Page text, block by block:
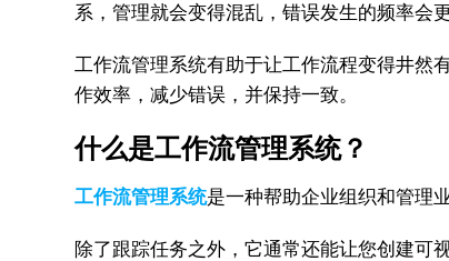
系，管理就会变得混乱，错误发生的频率会
工作流管理系统有助于让工作流程变得井然
作效率，减少错误，并保持一致。
什么是工作流管理系统？
工作流管理系统是一种帮助企业组织和管理
除了跟踪任务之外，它通常还能让您创建可